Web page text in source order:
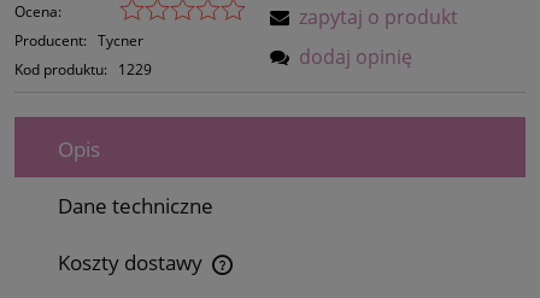
Ocena:
Producent: Tycner
Kod produktu:
1229
zapytaj o produkt
dodaj opinię
Opis
Dane techniczne
Koszty dostawy
Cena nie zawiera ewentualnych kosztów płatności